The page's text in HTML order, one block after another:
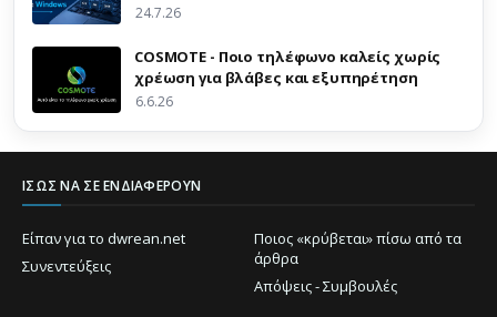
24.7.26
COSMOTE - Ποιο τηλέφωνο καλείς χωρίς
χρέωση για βλάβες και εξυπηρέτηση
6.6.26
ΊΣΩΣ ΝΑ ΣΕ ΕΝΔΙΑΦΈΡΟΥΝ
Είπαν για το dwrean.net
Ποιος «κρύβεται» πίσω από τα
άρθρα
Συνεντεύξεις
Απόψεις - Συμβουλές